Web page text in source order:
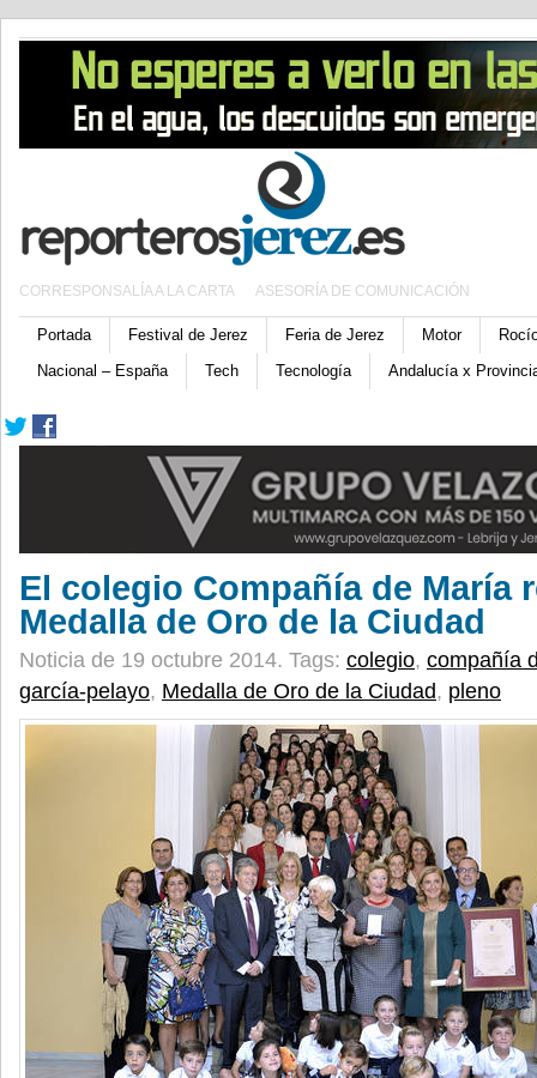
CORRESPONSALÍA A LA CARTA ASESORÍA DE COMUNICACIÓN
Portada Festival de Jerez Feria de Jerez Motor
Nacional – España
Tech Tecnología Andalucía x
El colegio Compañía de María
Medalla de Oro de la Ciudad
Noticia de 19 octubre 2014. Tags: colegio, compañía
garcía-pelayo, Medalla de Oro de la Ciudad, pleno